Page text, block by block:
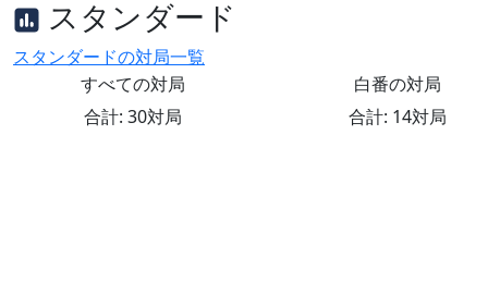
スタンダード
スタンダードの対局一覧
すべての対局
合計: 30対局
白番の対局
合計: 14対局